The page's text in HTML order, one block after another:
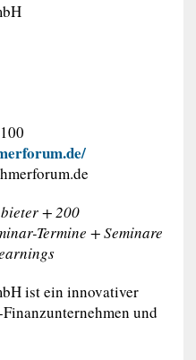
+ 200
Termine + Seminare
ist ein innovativer
und